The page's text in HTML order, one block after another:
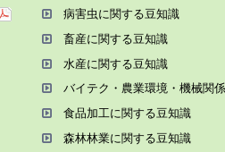
病害⾍に関する⾖知識
畜産に関する⾖知識
⽔産に関する⾖知識
バイテク・農業環境・機械関
⾷品加⼯に関する⾖知識
森林林業に関する⾖知識